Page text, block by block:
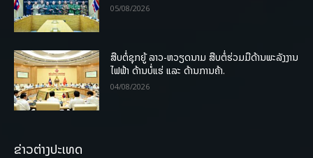
05/08/2026
ສືບຕໍ່ຊຸກຍູ້ ລາວ-ຫວຽດນາມ ສືບຕໍ່ຮ່ວມມືດ້ານພະລັງງານ
ໄຟຟ້າ ດ້ານບໍ່ແຮ່ ແລະ ດ້ານການຄ້າ.
04/08/2026
ຂ່າວຕ່າງປະເທດ